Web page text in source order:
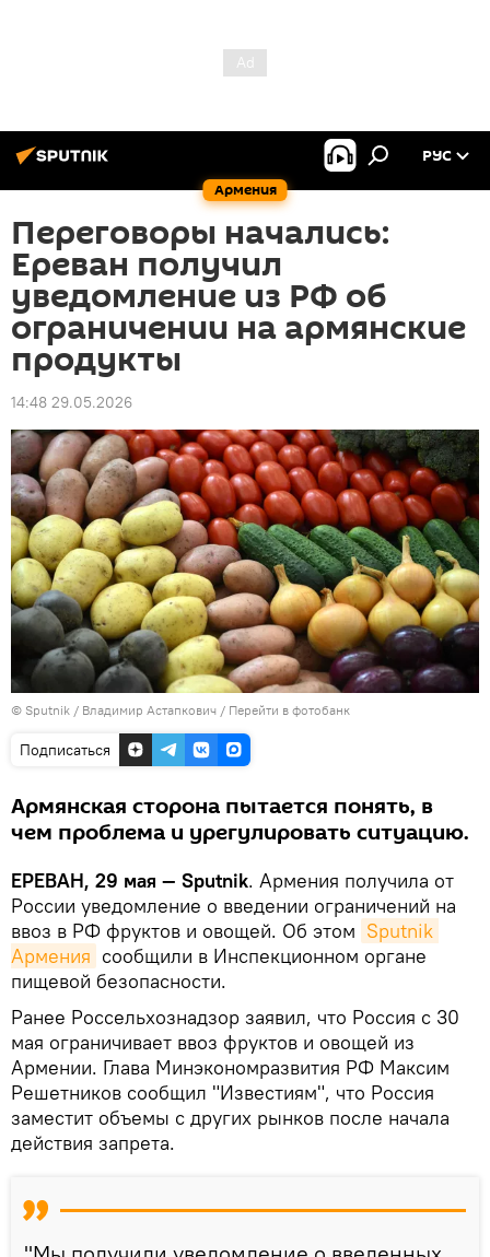
Армения
РУС
Переговоры начались:
Ереван получил
уведомление из РФ об
ограничении на армянские
продукты
14:48 29.05.2026
© Sputnik / Владимир Астапкович / Перейти в фотобанк
Подписаться
Армянская сторона пытается понять, в
чем проблема и урегулировать ситуацию.
ЕРЕВАН, 29 мая — Sputnik. Армения получила от
России уведомление о введении ограничений на
ввоз в РФ фруктов и овощей. Об этом Sputnik
Армения сообщили в Инспекционном органе
пищевой безопасности.
Ранее Россельхознадзор заявил, что Россия с 30
мая ограничивает ввоз фруктов и овощей из
Армении. Глава Минэкономразвития РФ Максим
Решетников сообщил "Известиям", что Россия
заместит объемы с других рынков после начала
действия запрета.